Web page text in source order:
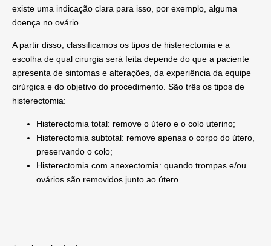
existe uma indicação clara para isso, por exemplo, alguma
doença no ovário.
A partir disso, classificamos os tipos de histerectomia e a
escolha de qual cirurgia será feita depende do que a paciente
apresenta de sintomas e alterações, da experiência da equipe
cirúrgica e do objetivo do procedimento. São três os tipos de
histerectomia:
Histerectomia total: remove o útero e o colo uterino;
Histerectomia subtotal: remove apenas o corpo do útero,
preservando o colo;
Histerectomia com anexectomia: quando trompas e/ou
ovários são removidos junto ao útero.